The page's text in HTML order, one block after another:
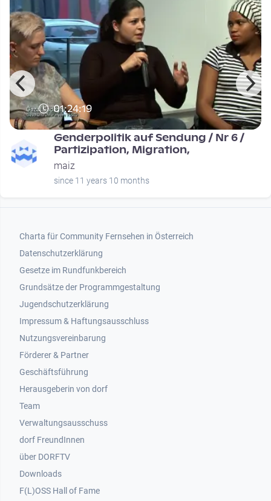
01:24:19
Genderpolitik auf Sendung / Nr 6 /
Partizipation, Migration,
maiz
since 11 years 10 months
Footer 1
Charta für Community Fernsehen in Österreich
Datenschutzerklärung
Gesetze im Rundfunkbereich
Grundsätze der Programmgestaltung
Jugendschutzerklärung
Impressum & Haftungsausschluss
Nutzungsvereinbarung
Footer 2
Förderer & Partner
Geschäftsführung
Herausgeberin von dorf
Team
Verwaltungsausschuss
dorf FreundInnen
Footer 3
über DORFTV
Downloads
F(L)OSS Hall of Fame